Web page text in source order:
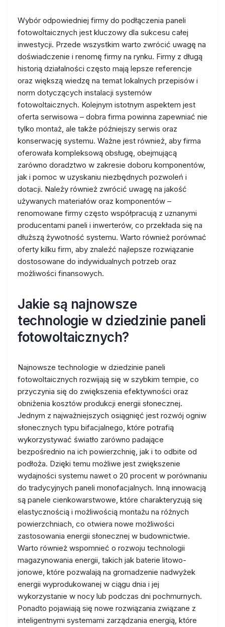
Wybór odpowiedniej firmy do podłączenia paneli
fotowoltaicznych jest kluczowy dla sukcesu całej
inwestycji. Przede wszystkim warto zwrócić uwagę na
doświadczenie i renomę firmy na rynku. Firmy z długą
historią działalności często mają lepsze referencje
oraz większą wiedzę na temat lokalnych przepisów i
norm dotyczących instalacji systemów
fotowoltaicznych. Kolejnym istotnym aspektem jest
oferta serwisowa – dobra firma powinna zapewniać nie
tylko montaż, ale także późniejszy serwis oraz
konserwację systemu. Ważne jest również, aby firma
oferowała kompleksową obsługę, obejmującą
zarówno doradztwo w zakresie doboru komponentów,
jak i pomoc w uzyskaniu niezbędnych pozwoleń i
dotacji. Należy również zwrócić uwagę na jakość
używanych materiałów oraz komponentów –
renomowane firmy często współpracują z uznanymi
producentami paneli i inwerterów, co przekłada się na
dłuższą żywotność systemu. Warto również porównać
oferty kilku firm, aby znaleźć najlepsze rozwiązanie
dostosowane do indywidualnych potrzeb oraz
możliwości finansowych.
Jakie są najnowsze
technologie w dziedzinie paneli
fotowoltaicznych?
Najnowsze technologie w dziedzinie paneli
fotowoltaicznych rozwijają się w szybkim tempie, co
przyczynia się do zwiększenia efektywności oraz
obniżenia kosztów produkcji energii słonecznej.
Jednym z najważniejszych osiągnięć jest rozwój ogniw
słonecznych typu bifacjalnego, które potrafią
wykorzystywać światło zarówno padające
bezpośrednio na ich powierzchnię, jak i to odbite od
podłoża. Dzięki temu możliwe jest zwiększenie
wydajności systemu nawet o 20 procent w porównaniu
do tradycyjnych paneli monofacjalnych. Inną innowacją
są panele cienkowarstwowe, które charakteryzują się
elastycznością i możliwością montażu na różnych
powierzchniach, co otwiera nowe możliwości
zastosowania energii słonecznej w budownictwie.
Warto również wspomnieć o rozwoju technologii
magazynowania energii, takich jak baterie litowo-
jonowe, które pozwalają na gromadzenie nadwyżek
energii wyprodukowanej w ciągu dnia i jej
wykorzystanie w nocy lub podczas dni pochmurnych.
Ponadto pojawiają się nowe rozwiązania związane z
inteligentnymi systemami zarządzania energią, które